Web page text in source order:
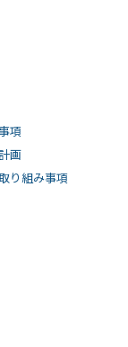
項
画
り組み事項